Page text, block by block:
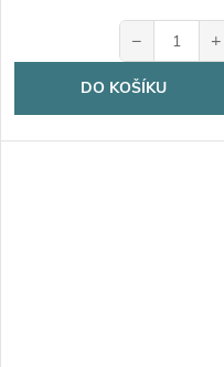
− +
DO KOŠÍKU